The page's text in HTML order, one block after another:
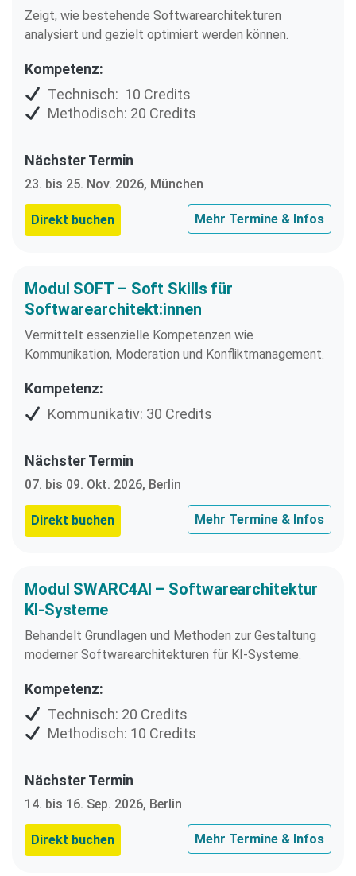
Zeigt, wie bestehende Softwarearchitekturen
analysiert und gezielt optimiert werden können.
Kompetenz:
Technisch: 10 Credits
Methodisch: 20 Credits
Nächster Termin
23. bis 25. Nov. 2026, München
Direkt buchen Mehr Termine & Infos
Modul SOFT – Soft Skills für
Softwarearchitekt:innen
Vermittelt essenzielle Kompetenzen wie
Kommunikation, Moderation und Konfliktmanagement.
Kompetenz:
Kommunikativ: 30 Credits
Nächster Termin
07. bis 09. Okt. 2026, Berlin
Direkt buchen Mehr Termine & Infos
Modul SWARC4AI – Softwarearchitektur
KI-Systeme
Behandelt Grundlagen und Methoden zur Gestaltung
moderner Softwarearchitekturen für KI-Systeme.
Kompetenz:
Technisch: 20 Credits
Methodisch: 10 Credits
Nächster Termin
14. bis 16. Sep. 2026, Berlin
Direkt buchen Mehr Termine & Infos